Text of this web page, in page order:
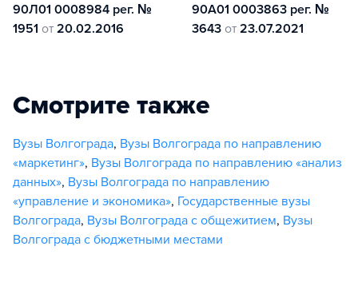
90Л01 0008984 рег. №
1951 от 20.02.2016
90А01 0003863 рег. №
3643 от 23.07.2021
Смотрите также
Вузы Волгограда, Вузы Волгограда по направлению
«маркетинг», Вузы Волгограда по направлению «анализ
данных», Вузы Волгограда по направлению
«управление и экономика», Государственные вузы
Волгограда, Вузы Волгограда с общежитием, Вузы
Волгограда с бюджетными местами